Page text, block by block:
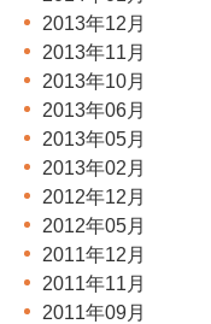
2013年12月
2013年11月
2013年10月
2013年06月
2013年05月
2013年02月
2012年12月
2012年05月
2011年12月
2011年11月
2011年09月